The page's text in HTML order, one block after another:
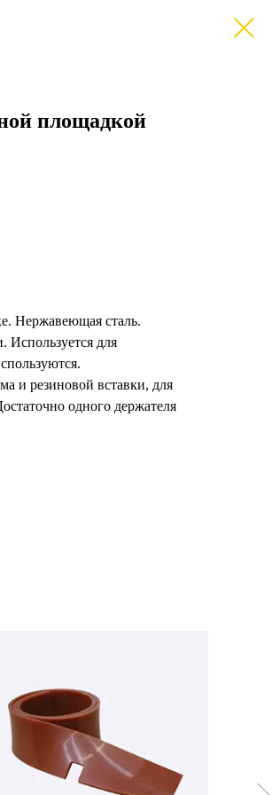
площадкой
Нержавеющая сталь.
для
и резиновой вставки, для
одного держателя